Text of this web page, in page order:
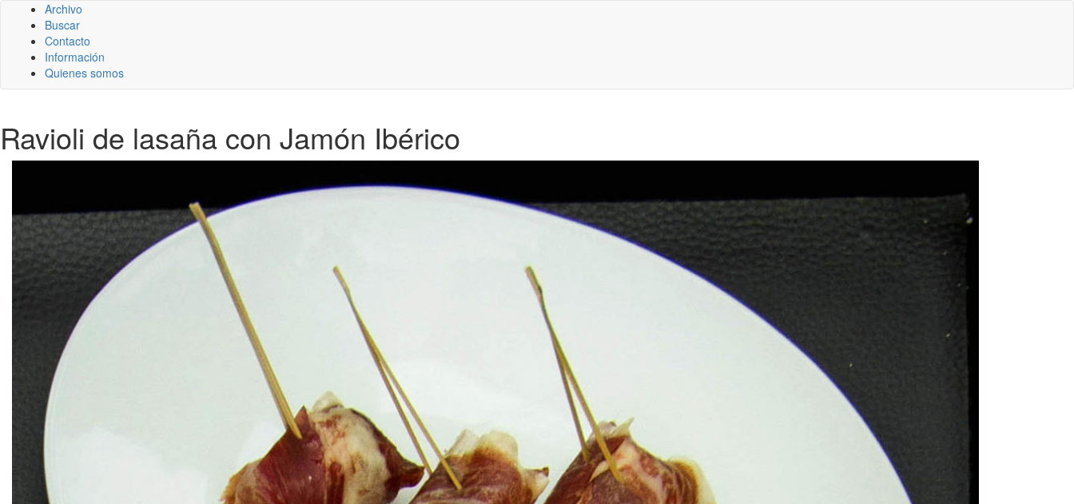
Archivo
Buscar
Contacto
Información
Quienes somos
Ravioli de lasaña con Jamón Ibérico